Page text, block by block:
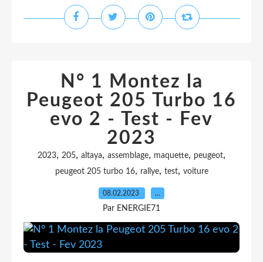
N° 1 Montez la
Peugeot 205 Turbo 16
evo 2 - Test - Fev
2023
2023, 205, altaya, assemblage, maquette, peugeot,
peugeot 205 turbo 16, rallye, test, voiture
08.02.2023 …
Par ENERGIE71